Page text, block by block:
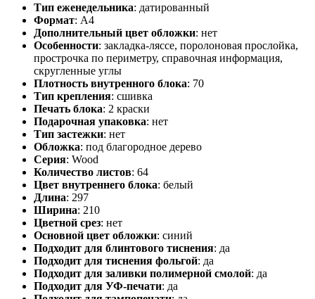
Тип еженедельника: датированный
Формат: А4
Дополнительный цвет обложки: нет
Особенности: закладка-ляссе, поролоновая прослойка,
прострочка по периметру, справочная информация,
скругленные углы
Плотность внутренного блока: 70
Тип крепления: сшивка
Печать блока: 2 краски
Подарочная упаковка: нет
Тип застежки: нет
Обложка: под благородное дерево
Серия: Wood
Количество листов: 64
Цвет внутреннего блока: белый
Длина: 297
Ширина: 210
Цветной срез: нет
Основной цвет обложки: синий
Подходит для блинтового тиснения: да
Подходит для тиснения фольгой: да
Подходит для заливки полимерной смолой: да
Подходит для УФ-печати: да